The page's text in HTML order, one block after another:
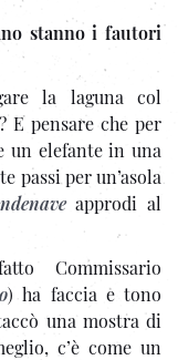
stanno i fautori
la laguna col
E pensare che per
un elefante in una
passi per un’asola
approdi al
Commissario
) ha faccia e tono
una mostra di
c’è come un